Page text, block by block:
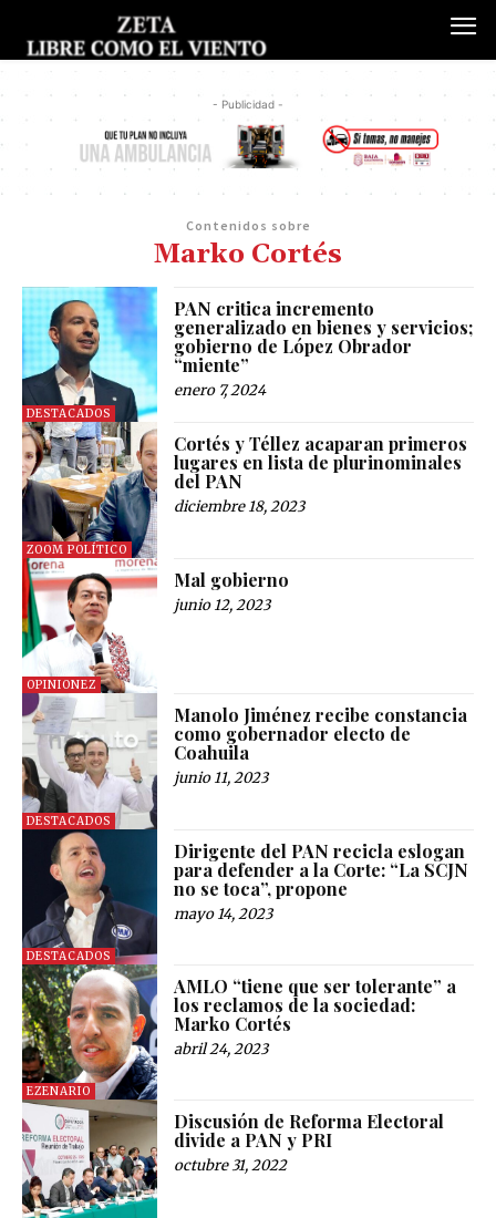
- Publicidad -
Contenidos sobre
Marko Cortés
DESTACADOS
PAN critica incremento
generalizado en bienes y servicios;
gobierno de López Obrador
“miente”
enero 7, 2024
ZOOM POLÍTICO
Cortés y Téllez acaparan primeros
lugares en lista de plurinominales
del PAN
diciembre 18, 2023
OPINIONEZ
Mal gobierno
junio 12, 2023
DESTACADOS
Manolo Jiménez recibe constancia
como gobernador electo de
Coahuila
junio 11, 2023
DESTACADOS
Dirigente del PAN recicla eslogan
para defender a la Corte: “La SCJN
no se toca”, propone
mayo 14, 2023
EZENARIO
AMLO “tiene que ser tolerante” a
los reclamos de la sociedad:
Marko Cortés
abril 24, 2023
Discusión de Reforma Electoral
divide a PAN y PRI
octubre 31, 2022